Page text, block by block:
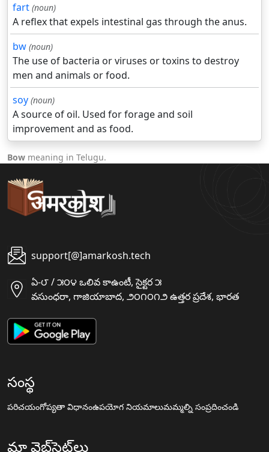
fart (noun)
A reflex that expels intestinal gas through the anus.
bw (noun)
The use of bacteria or viruses or toxins to destroy
men and animals or food.
soy (noun)
A source of oil. Used for forage and soil
improvement and as food.
Bow meaning in Telugu.
support[@]amarkosh.tech
ఏ-౮ / ౫౦౪ ఒలివ కాఉంటీ, సైక్టర ౫
వసుంధరా, గాజియాబాద, ౨౦౧౦౧౨ ఉత్తర ప్రదేశ, భారత
సంస్థ
పరిచయంగోప్యతా విధానంఉపయోగ నియమాలుమమ్మల్ని సంప్రదించండి
మా వెబ్‌సైట్‌లు